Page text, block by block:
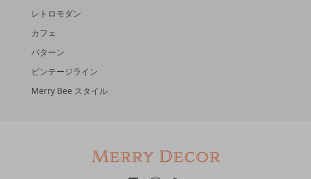
レトロモダン
カフェ
パターン
ビンテージライン
Merry Bee スタイル